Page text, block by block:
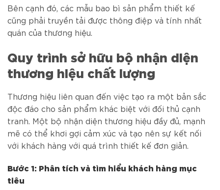
Bên cạnh đó, các mẫu bao bì sản phẩm thiết kế
cũng phải truyền tải được thông điệp và tính nhất
quán của thương hiệu.
Quy trình sở hữu bộ nhận diện
thương hiệu chất lượng
Thương hiệu liên quan đến việc tạo ra một bản sắc
độc đáo cho sản phẩm khác biệt với đối thủ cạnh
tranh. Một bộ nhận diện thương hiệu đầy đủ, mạnh
mẽ có thể khơi gợi cảm xúc và tạo nên sự kết nối
với khách hàng với quá trình thiết kế đơn giản.
Bước 1: Phân tích và tìm hiểu khách hàng mục
tiêu